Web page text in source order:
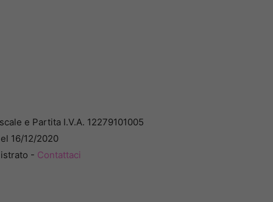
e Partita I.V.A. 12279101005
16/12/2020
- Contattaci